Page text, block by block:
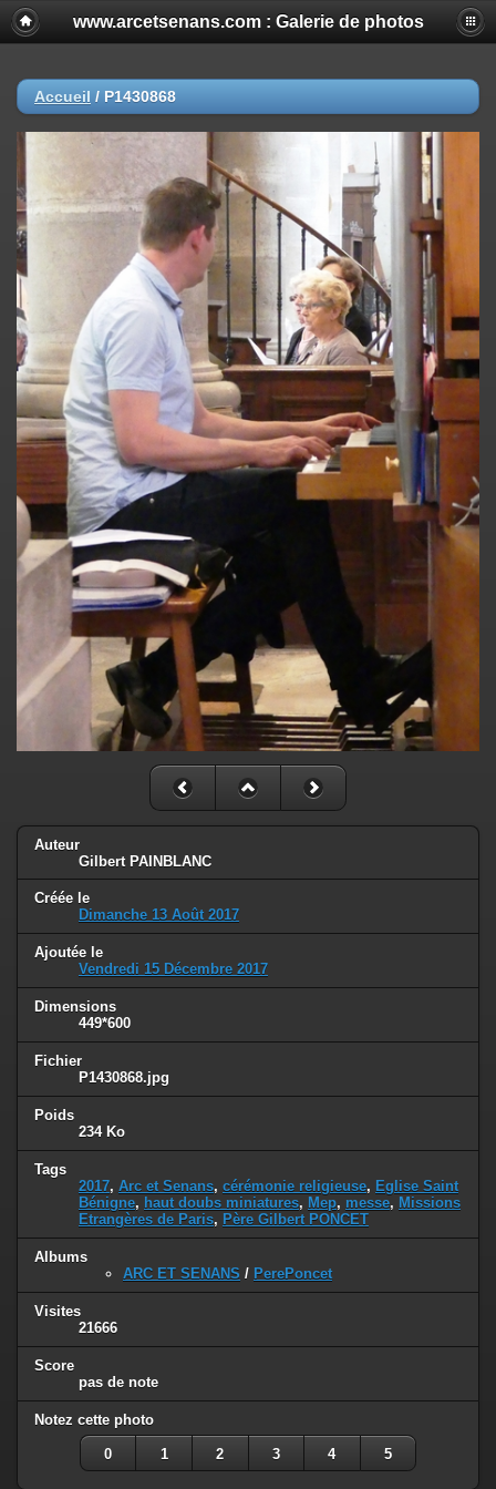
www.arcetsenans.com : Galerie de photos
Accueil / P1430868
Auteur
Gilbert PAINBLANC
Créée le
Dimanche 13 Août 2017
Ajoutée le
Vendredi 15 Décembre 2017
Dimensions
449*600
Fichier
P1430868.jpg
Poids
234 Ko
Tags
2017, Arc et Senans, cérémonie religieuse, Eglise Saint
Bénigne, haut doubs miniatures, Mep, messe, Missions
Etrangères de Paris, Père Gilbert PONCET
Albums
ARC ET SENANS / PerePoncet
Visites
21666
Score
pas de note
Notez cette photo
0 1 2 3 4 5